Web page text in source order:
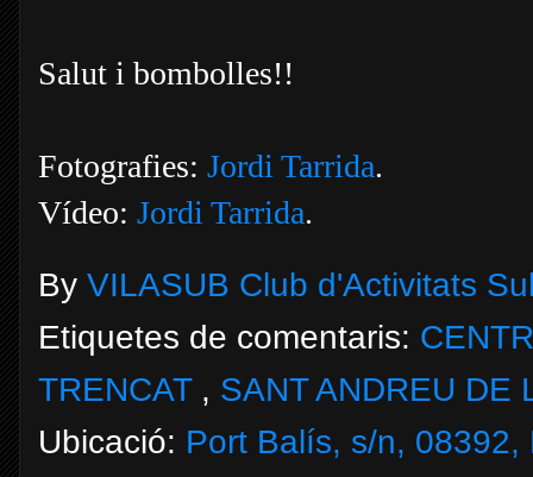
Salut i bombolles!!
Fotografies: Jordi Tarrida.
Vídeo: Jordi Tarrida.
By VILASUB Club d'Activitats
Etiquetes de comentaris:
TRENCAT , SANT ANDREU DE
Ubicació: Port Balís, s/n, 08392,